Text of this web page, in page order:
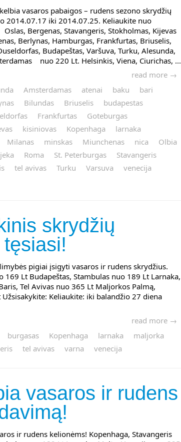
vasaros pabaigos – rudens sezono skrydžių
2014.07.17 iki 2014.07.25. Keliaukite nuo
Bergenas, Stavangeris, Stokholmas, Kijevas
Berlynas, Hamburgas, Frankfurtas, Briuselis,
Budapeštas, Varšuva, Turku, Alesunda,
nuo 220 Lt. Helsinkis, Viena, Ciurichas, ...
read more →
Amsterdamas atenai baku
bari
Bilundas Briuselis
budapestas
Frankfurtas
Goteburgas
kisiniovas Kopenhaga
larnaka
Milanas minskas Miunchenas nica
Olbia
Roma St. Peterburgas
Stavangeris
tel avivas Turku Varsuva
venecija
skrydžių
pigiai įsigyti vasaros ir rudens skrydžius.
169 Lt Budapeštas, Stambulas nuo 189 Lt Larnaka,
Tel Avivas nuo 365 Lt Maljorkos Palmą,
Keliaukite: iki balandžio 27 diena
read more →
burgasas Kopenhaga larnaka
maljorka
tel avivas varna venecija
vasaros ir rudens
ir rudens kelionėms! Kopenhaga, Stavangeris